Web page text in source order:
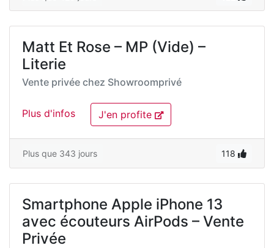
Matt Et Rose – MP (Vide) –
Literie
Vente privée chez Showroomprivé
Plus d'infos J'en profite
Plus que 343 jours 118
Smartphone Apple iPhone 13
avec écouteurs AirPods – Vente
Privée